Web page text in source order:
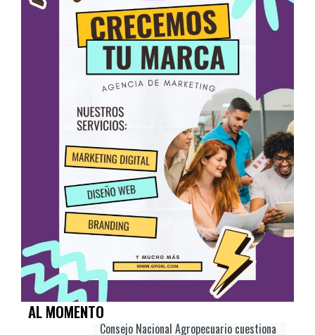
AL MOMENTO
Consejo Nacional Agropecuario cuestiona